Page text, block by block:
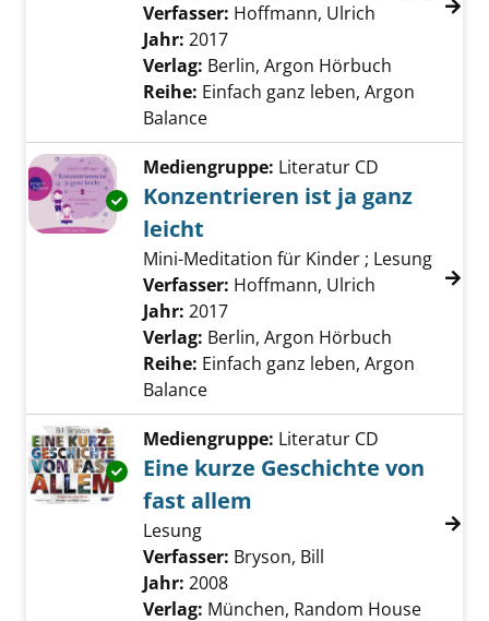
Verfasser: Hoffmann, Ulrich Suche nach
Jahr: 2017
Verlag: Berlin, Argon Hörbuch
Reihe: Einfach ganz leben, Argon
Balance
Exemplar-Details von Konzentrieren ist ja
Mediengruppe: Literatur CD
Konzentrieren ist ja ganz
leicht
Mini-Meditation für Kinder ; Lesung
Verfasser: Hoffmann, Ulrich Suche nach
Jahr: 2017
Verlag: Berlin, Argon Hörbuch
Reihe: Einfach ganz leben, Argon
Balance
Exemplar-Details von Eine kurze Geschichte
Mediengruppe: Literatur CD
Eine kurze Geschichte von
fast allem
Lesung
Verfasser: Bryson, Bill
Jahr: 2008
Verlag: München, Random House